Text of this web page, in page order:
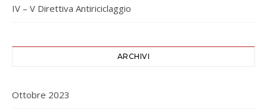
IV – V Direttiva Antiriciclaggio
ARCHIVI
Ottobre 2023